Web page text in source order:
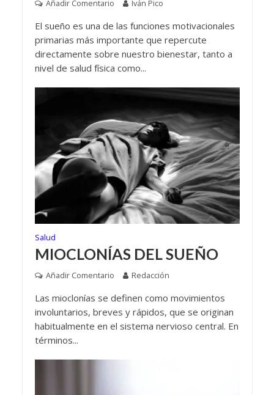
Añadir Comentario Iván Pico
El sueño es una de las funciones motivacionales
primarias más importante que repercute
directamente sobre nuestro bienestar, tanto a
nivel de salud física como...
Salud
MIOCLONÍAS DEL SUEÑO
Añadir Comentario Redacción
Las mioclonías se definen como movimientos
involuntarios, breves y rápidos, que se originan
habitualmente en el sistema nervioso central. En
términos...